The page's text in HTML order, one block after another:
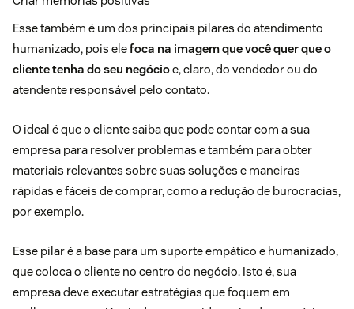
Esse também é um dos principais pilares do atendimento
humanizado, pois elefoca na imagem que você quer que o
cliente tenha do seu negócioe, claro, do vendedor ou do
atendente responsável pelo contato.
O ideal é que o cliente saiba que pode contar com a sua
empresa para resolver problemas e também para obter
materiais relevantes sobre suas soluções e maneiras
rápidas e fáceis de comprar, como a redução de burocracias,
por exemplo.
Esse pilar é a base para um suporte empático e humanizado,
que coloca o cliente no centro do negócio. Isto é, sua
empresa deve executar estratégias que foquem em